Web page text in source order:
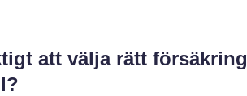
att välja rätt försäkring